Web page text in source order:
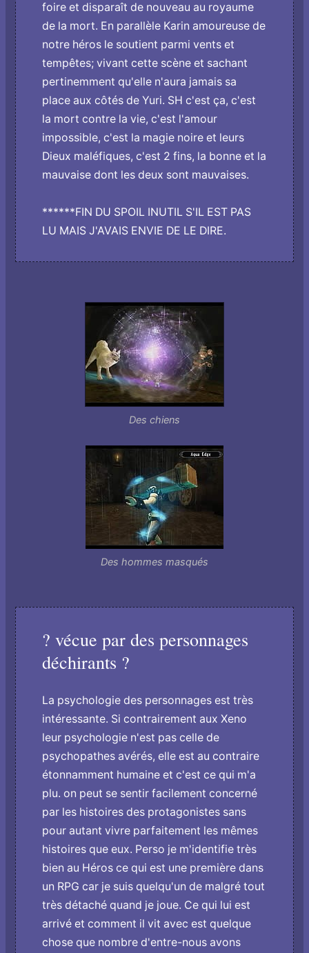
foire et disparaît de nouveau au royaume
de la mort. En parallèle Karin amoureuse de
notre héros le soutient parmi vents et
tempêtes; vivant cette scène et sachant
pertinemment qu'elle n'aura jamais sa
place aux côtés de Yuri. SH c'est ça, c'est
la mort contre la vie, c'est l'amour
impossible, c'est la magie noire et leurs
Dieux maléfiques, c'est 2 fins, la bonne et la
mauvaise dont les deux sont mauvaises.
******FIN DU SPOIL INUTIL S'IL EST PAS
LU MAIS J'AVAIS ENVIE DE LE DIRE.
Des chiens
Des hommes masqués
? vécue par des personnages
déchirants ?
La psychologie des personnages est très
intéressante. Si contrairement aux Xeno
leur psychologie n'est pas celle de
psychopathes avérés, elle est au contraire
étonnamment humaine et c'est ce qui m'a
plu. o­n peut se sentir facilement concerné
par les histoires des protagonistes sans
pour autant vivre parfaitement les mêmes
histoires que eux. Perso je m'identifie très
bien au Héros ce qui est une première dans
un RPG car je suis quelqu'un de malgré tout
très détaché quand je joue. Ce qui lui est
arrivé et comment il vit avec est quelque
chose que nombre d'entre-nous avons